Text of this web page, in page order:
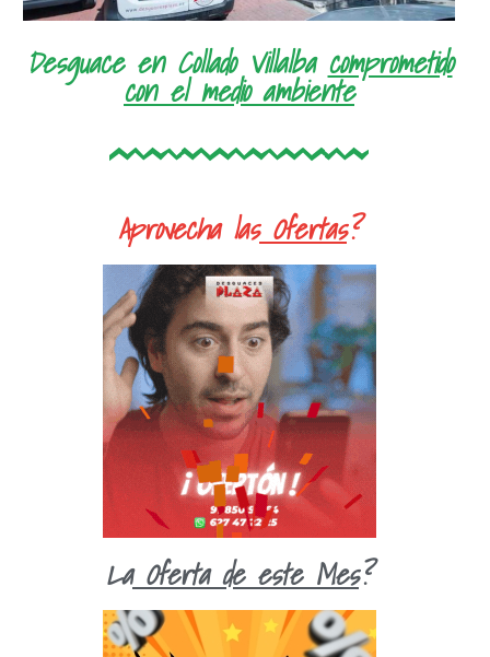
Desguace en Collado Villalba comprometido
con el medio ambiente
Aprovecha lasOfertas?
LaOferta de este Mes?